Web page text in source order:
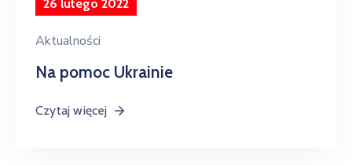
26 lutego 2022
Aktualności
Na pomoc Ukrainie
Czytaj więcej